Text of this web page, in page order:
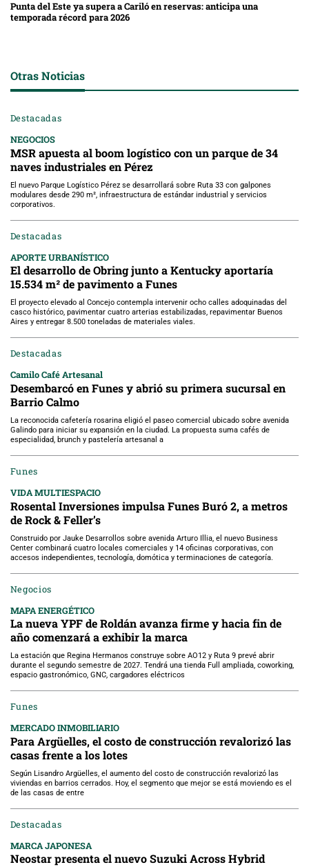
Punta del Este ya supera a Cariló en reservas: anticipa una
temporada récord para 2026
Otras Noticias
Destacadas
NEGOCIOS
MSR apuesta al boom logístico con un parque de 34
naves industriales en Pérez
El nuevo Parque Logístico Pérez se desarrollará sobre Ruta 33 con galpones
modulares desde 290 m², infraestructura de estándar industrial y servicios
corporativos.
Destacadas
APORTE URBANÍSTICO
El desarrollo de Obring junto a Kentucky aportaría
15.534 m² de pavimento a Funes
El proyecto elevado al Concejo contempla intervenir ocho calles adoquinadas del
casco histórico, pavimentar cuatro arterias estabilizadas, repavimentar Buenos
Aires y entregar 8.500 toneladas de materiales viales.
Destacadas
Camilo Café Artesanal
Desembarcó en Funes y abrió su primera sucursal en
Barrio Calmo
La reconocida cafetería rosarina eligió el paseo comercial ubicado sobre avenida
Galindo para iniciar su expansión en la ciudad. La propuesta suma cafés de
especialidad, brunch y pastelería artesanal a
Funes
VIDA MULTIESPACIO
Rosental Inversiones impulsa Funes Buró 2, a metros
de Rock & Feller’s
Construido por Jauke Desarrollos sobre avenida Arturo Illia, el nuevo Business
Center combinará cuatro locales comerciales y 14 oficinas corporativas, con
accesos independientes, tecnología, domótica y terminaciones de categoría.
Negocios
MAPA ENERGÉTICO
La nueva YPF de Roldán avanza firme y hacia fin de
año comenzará a exhibir la marca
La estación que Regina Hermanos construye sobre AO12 y Ruta 9 prevé abrir
durante el segundo semestre de 2027. Tendrá una tienda Full ampliada, coworking,
espacio gastronómico, GNC, cargadores eléctricos
Funes
MERCADO INMOBILIARIO
Para Argüelles, el costo de construcción revalorizó las
casas frente a los lotes
Según Lisandro Argüelles, el aumento del costo de construcción revalorizó las
viviendas en barrios cerrados. Hoy, el segmento que mejor se está moviendo es el
de las casas de entre
Destacadas
MARCA JAPONESA
Neostar presenta el nuevo Suzuki Across Hybrid